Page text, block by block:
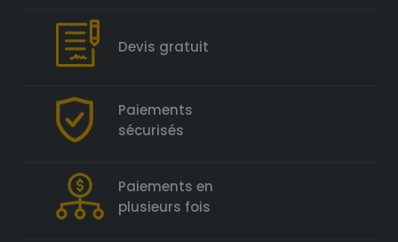
Devis gratuit
Paiements
sécurisés
Paiements en
plusieurs fois